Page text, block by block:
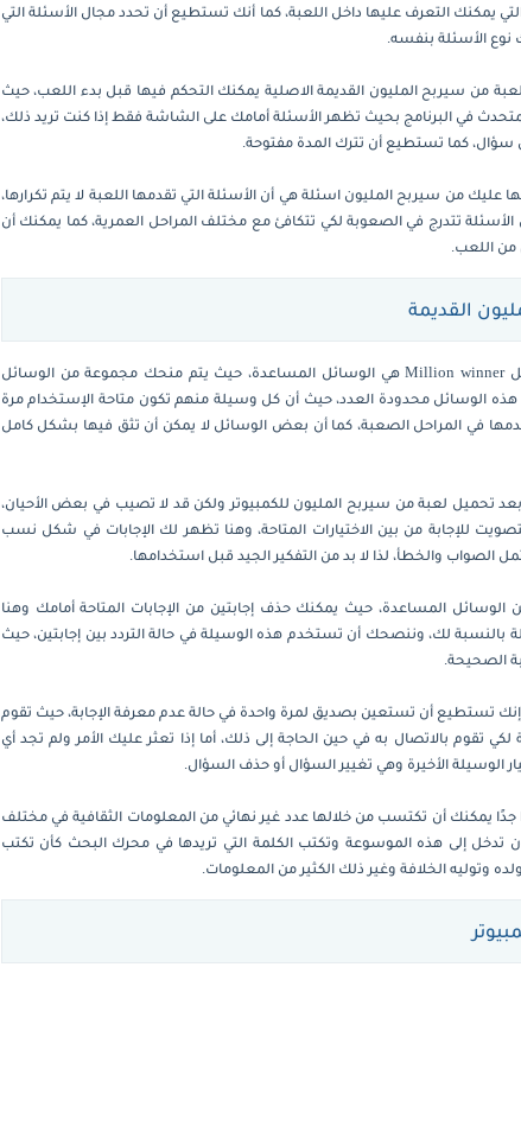
يمكنك التعرف عليها داخل اللعبة، كما أنك تستطيع أن تحدد مجال الأسئلة التي
نوع الأسئلة بنفسه.
من سيربح المليون القديمة الاصلية يمكنك التحكم فيها قبل بدء اللعب، حيث
في البرنامج بحيث تظهر الأسئلة أمامك على الشاشة فقط إذا كنت تريد ذلك،
سؤال، كما تستطيع أن تترك المدة مفتوحة.
عليك من سيربح المليون اسئلة هي أن الأسئلة التي تقدمها اللعبة لا يتم تكرارها،
تتدرج في الصعوبة لكي تتكافئ مع مختلف المراحل العمرية، كما يمكنك أن
اللعب.
القديمة
من الأشياء الجميلة التي تجدها داخل Million winner هي الوسائل المساعدة، حيث يتم منحك مجموعة من الوسائل
هذه الوسائل محدودة العدد، حيث أن كل وسيلة منهم تكون متاحة الإستخدام مرة
في المراحل الصعبة، كما أن بعض الوسائل لا يمكن أن تثق فيها بشكل كامل
تحميل لعبة من سيربح المليون للكمبيوتر ولكن قد لا تصيب في بعض الأحيان،
للإجابة من بين الاختيارات المتاحة، وهنا تظهر لك الإجابات في شكل نسب
الصواب والخطأ، لذا لا بد من التفكير الجيد قبل استخدامها.
المساعدة، حيث يمكنك حذف إجابتين من الإجابات المتاحة أمامك وهنا
بالنسبة لك، وننصحك أن تستخدم هذه الوسيلة في حالة التردد بين إجابتين، حيث
الصحيحة.
إنك تستطيع أن تستعين بصديق لمرة واحدة في حالة عدم معرفة الإجابة، حيث تقوم
تقوم بالاتصال به في حين الحاجة إلى ذلك، أما إذا تعثر عليك الأمر ولم تجد أي
الوسيلة الأخيرة وهي تغيير السؤال أو حذف السؤال.
يمكنك أن تكتسب من خلالها عدد غير نهائي من المعلومات الثقافية في مختلف
تدخل إلى هذه الموسوعة وتكتب الكلمة التي تريدها في محرك البحث كأن تكتب
وتوليه الخلافة وغير ذلك الكثير من المعلومات.